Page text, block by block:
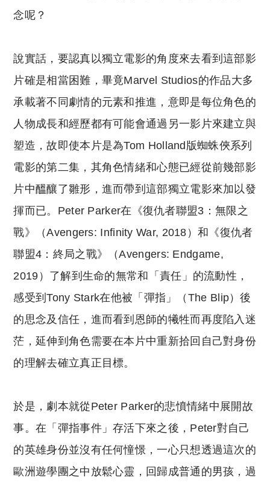
念呢？
說實話，要認真以獨立電影的角度來去看到這部影
片確是相當困難，畢竟Marvel Studios的作品大多
承載著不同劇情的元素和推進，意即是每位角色的
人物成長和經歷都有可能會通過另一影片來建立與
塑造，故即使本片是為Tom Holland版蜘蛛俠系列
電影的第二集，其角色情緒和心態已經從前幾部影
片中醞釀了雛形，進而帶到這部獨立電影來加以發
揮而已。Peter Parker在《復仇者聯盟3：無限之
戰》（Avengers: Infinity War, 2018）和《復仇者
聯盟4：終局之戰》（Avengers: Endgame,
2019）了解到生命的無常和「責任」的流動性，
感受到Tony Stark在他被「彈指」（The Blip）後
的思念及信任，進而看到恩師的犧牲而再度陷入迷
茫，延伸到角色需要在本片中重新拾回自己對身份
的理解去確立真正目標。
於是，劇本就從Peter Parker的悲憤情緒中展開故
事。在「彈指事件」存活下來之後，Peter對自己
的英雄身份並沒有任何憧憬，一心只想透過這次的
歐洲遊學團之中放鬆心靈，回歸成普通的男孩，過